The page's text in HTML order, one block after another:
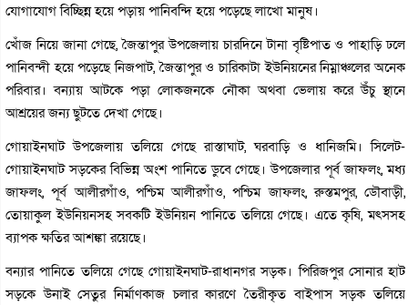
যোগাযোগ বিচ্ছিন্ন হয়ে পড়ায় পানিবন্দি হয়ে পড়েছে লাখো মানুষ।
খোঁজ নিয়ে জানা গেছে, জৈন্তাপুর উপজেলায় চারদিনে টানা বৃষ্টিপাত ও পাহাড়ি ঢলে
পানিবন্দী হয়ে পড়েছে নিজপাট, জৈন্তাপুর ও চারিকাটা ইউনিয়নের নিম্নাঞ্চলের অনেক
পরিবার। বন্যায় আটকে পড়া লোকজনকে নৌকা অথবা ভেলায় করে উঁচু স্থানে
আশ্রয়ের জন্য ছুটতে দেখা গেছে।
গোয়াইনঘাট উপজেলায় তলিয়ে গেছে রাস্তাঘাট, ঘরবাড়ি ও ধানিজমি। সিলেট-
গোয়াইনঘাট সড়কের বিভিন্ন অংশ পানিতে ডুবে গেছে। উপজেলার পূর্ব জাফলং, মধ্য
জাফলং, পূর্ব আলীরগাঁও, পশ্চিম আলীরগাঁও, পশ্চিম জাফলং, রুস্তমপুর, ডৌবাড়ী,
তোয়াকুল ইউনিয়নসহ সবকটি ইউনিয়ন পানিতে তলিয়ে গেছে। এতে কৃষি, মৎসসহ
ব্যাপক ক্ষতির আশঙ্কা রয়েছে।
বন্যার পানিতে তলিয়ে গেছে গোয়াইনঘাট-রাধানগর সড়ক। পিরিজপুর সোনার হাট
সড়কে উনাই সেতুর নির্মাণকাজ চলার কারণে তৈরীকৃত বাইপাস সড়ক তলিয়ে